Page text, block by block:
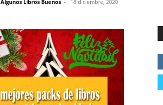
Algunos Libros Buenos - 18 diciembre, 2020